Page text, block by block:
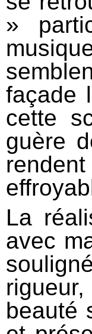
»
façade
cette
guère
La
avec
beauté